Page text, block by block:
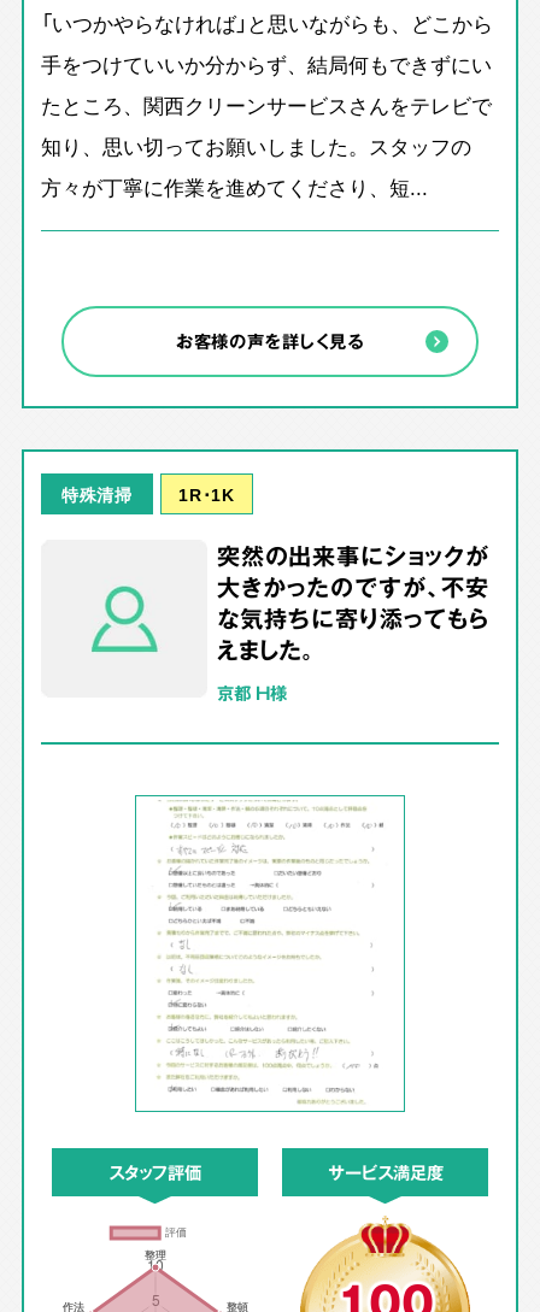
「いつかやらなければ」と思いながらも、どこから
手をつけていいか分からず、結局何もできずにい
たところ、関西クリーンサービスさんをテレビで
知り、思い切ってお願いしました。スタッフの
方々が丁寧に作業を進めてくださり、短...
お客様の声を詳しく見る
特殊清掃 1R･1K
突然の出来事にショックが
大きかったのですが、不安
な気持ちに寄り添ってもら
えました。
京都 H様
スタッフ評価 サービス満足度